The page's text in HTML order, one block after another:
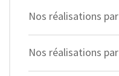
Nos réalisations
Nos réalisations